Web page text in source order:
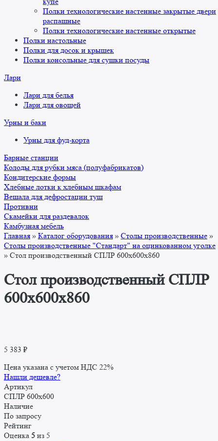
Полки технологические настенные закрытые двери
распашные
Полки технологические настенные открытые
Полки настольные
Полки для досок и крышек
Полки консольные для сушки посуды
Лари
Лари для белья
Лари для овощей
Урны и баки
Урны для фуд-корта
Барные станции
Колоды для рубки мяса (полуфабрикатов)
Кондитерские формы
Хлебные лотки к хлебным шкафам
Вешала для дефростации туш
Противни
Скамейки для раздевалок
Камбузная мебель
Главная » Каталог оборудования » Столы производственные »
Столы производственные "Стандарт" на оцинкованном уголке
» Стол производственный СПЛР 600х600х860
Стол производственный СПЛР
600х600х860
5 383 ₽
Цена указана с учетом НДС 22%
Нашли дешевле?
Артикул
СПЛР 600x600
Наличие
По запросу
Рейтинг
Оценка 5 из 5